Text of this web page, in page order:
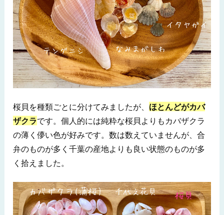
桜貝を種類ごとに分けてみましたが、 ほとんどがカバ
ザクラです。個人的には純粋な桜貝よりもカバザクラ
の薄く儚い色が好みです。数は数えていませんが、合
弁のものが多く千葉の産地よりも良い状態のものが多
く拾えました。